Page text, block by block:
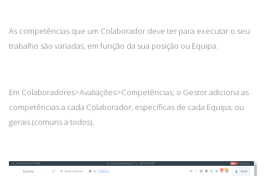
As competências que um Colaborador deve ter para executar o seu
trabalho são variadas, em função da sua posição ou Equipa.
Em Colaboradores>Avaliações>Competências, o Gestor adiciona as
competências a cada Colaborador, específicas de cada Equipa, ou
gerais (comuns a todos).